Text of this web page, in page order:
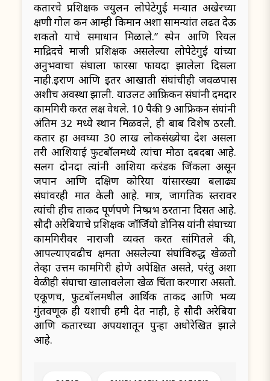
कतारचे प्रशिक्षक ज्युलन लोपेटेगुई मन्यात अखेरच्या
क्षणी गोल करून आम्ही किमान अशा सामन्यांत लढत देऊ
शकतो याचे समाधान मिळाले.” स्पेन आणि रियल
माद्रिदचे माजी प्रशिक्षक असलेल्या लोपेटेगुई यांच्या
अनुभवाचा संघाला फारसा फायदा झालेला दिसला
नाही.इराण आणि इतर आखाती संघांचीही जवळपास
अशीच अवस्था झाली. याउलट आफ्रिकन संघांनी दमदार
कामगिरी करत लक्ष वेधले. 10 पैकी 9 आफ्रिकन संघांनी
अंतिम 32 मध्ये स्थान मिळवले, ही बाब विशेष ठरली.
कतार हा अवघ्या 30 लाख लोकसंख्येचा देश असला
तरी आशियाई फुटबॉलमध्ये त्यांचा मोठा दबदबा आहे.
सलग दोनदा त्यांनी आशिया करंडक जिंकला असून
जपान आणि दक्षिण कोरिया यांसारख्या बलाढ्य
संघांवरही मात केली आहे. मात्र, जागतिक स्तरावर
त्यांची हीच ताकद पूर्णपणे निष्प्रभ ठरताना दिसत आहे.
सौदी अरेबियाचे प्रशिक्षक जॉर्जियो डोनिस यांनी संघाच्या
कामगिरीवर नाराजी व्यक्त करत सांगितले की,
आपल्याएवढीच क्षमता असलेल्या संघांविरुद्ध खेळतो
तेव्हा उत्तम कामगिरी होणे अपेक्षित असते, परंतु अशा
वेळीही संघाचा खालावलेला खेळ चिंता करणारा असतो.
एकूणच, फुटबॉलमधील आर्थिक ताकद आणि भव्य
गुंतवणूक ही यशाची हमी देत नाही, हे सौदी अरेबिया
आणि कतारच्या अपयशातून पुन्हा अधोरेखित झाले
आहे.